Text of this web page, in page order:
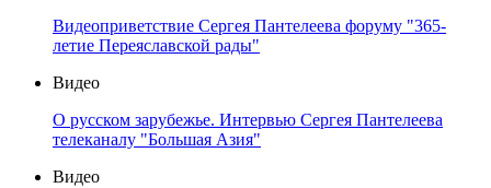
Видеоприветствие Сергея Пантелеева форуму "365-
летие Переяславской рады"
Видео
О русском зарубежье. Интервью Сергея Пантелеева
телеканалу "Большая Азия"
Видео